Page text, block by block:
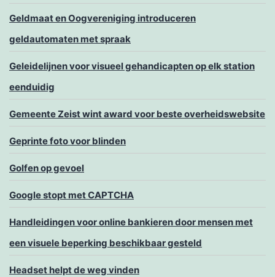
Geldmaat en Oogvereniging introduceren
geldautomaten met spraak
Geleidelijnen voor visueel gehandicapten op elk station
eenduidig
Gemeente Zeist wint award voor beste overheidswebsite
Geprinte foto voor blinden
Golfen op gevoel
Google stopt met CAPTCHA
Handleidingen voor online bankieren door mensen met
een visuele beperking beschikbaar gesteld
Headset helpt de weg vinden